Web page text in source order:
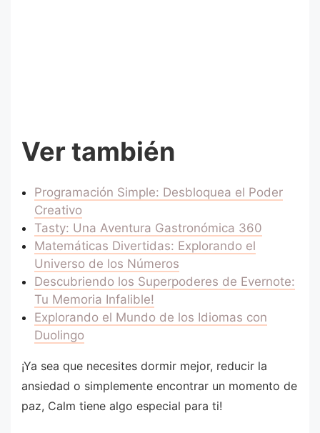
Ver también
Programación Simple: Desbloquea el Poder
Creativo
Tasty: Una Aventura Gastronómica 360
Matemáticas Divertidas: Explorando el
Universo de los Números
Descubriendo los Superpoderes de Evernote:
Tu Memoria Infalible!
Explorando el Mundo de los Idiomas con
Duolingo
¡Ya sea que necesites dormir mejor, reducir la
ansiedad o simplemente encontrar un momento de
paz, Calm tiene algo especial para ti!